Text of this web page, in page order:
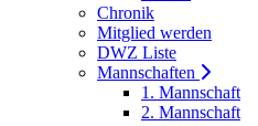
Chronik
Mitglied werden
DWZ Liste
Mannschaften
1. Mannschaft
2. Mannschaft